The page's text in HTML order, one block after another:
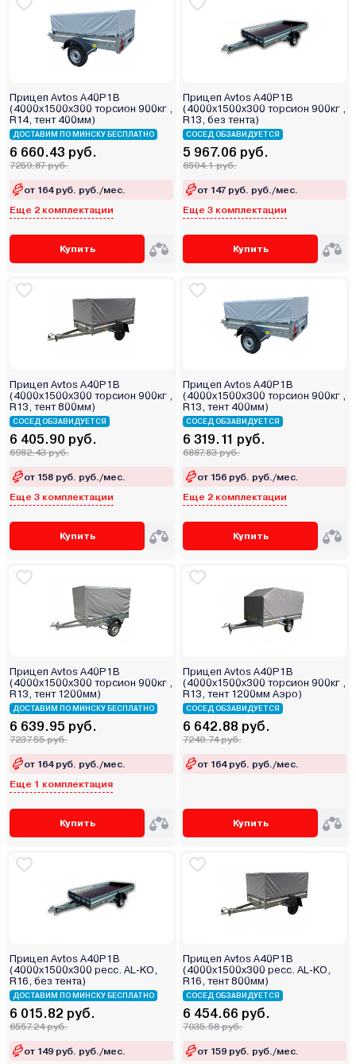
Прицеп Avtos A40P1B
(4000х1500х300 торсион 900кг ,
R14, тент 400мм)
ДОСТАВИМ ПО МИНСКУ БЕСПЛАТНО
6 660.43 руб.
7259.87 руб.
от 164 руб. руб./мес.
Еще 2 комплектации
Купить
Прицеп Avtos A40P1B
(4000х1500х300 торсион 900кг ,
R13, без тента)
СОСЕД ОБЗАВИДУЕТСЯ
5 967.06 руб.
6504.1 руб.
от 147 руб. руб./мес.
Еще 3 комплектации
Купить
Прицеп Avtos A40P1B
(4000х1500х300 торсион 900кг ,
R13, тент 800мм)
СОСЕД ОБЗАВИДУЕТСЯ
6 405.90 руб.
6982.43 руб.
от 158 руб. руб./мес.
Еще 3 комплектации
Купить
Прицеп Avtos A40P1B
(4000х1500х300 торсион 900кг ,
R13, тент 400мм)
СОСЕД ОБЗАВИДУЕТСЯ
6 319.11 руб.
6887.83 руб.
от 156 руб. руб./мес.
Еще 2 комплектации
Купить
Прицеп Avtos A40P1B
(4000х1500х300 торсион 900кг ,
R13, тент 1200мм)
ДОСТАВИМ ПО МИНСКУ БЕСПЛАТНО
6 639.95 руб.
7237.55 руб.
от 164 руб. руб./мес.
Еще 1 комплектация
Купить
Прицеп Avtos A40P1B
(4000х1500х300 торсион 900кг ,
R13, тент 1200мм Аэро)
СОСЕД ОБЗАВИДУЕТСЯ
6 642.88 руб.
7240.74 руб.
от 164 руб. руб./мес.
Купить
Прицеп Avtos A40P1B
(4000х1500х300 ресс. AL-KO,
R16, без тента)
ДОСТАВИМ ПО МИНСКУ БЕСПЛАТНО
6 015.82 руб.
6557.24 руб.
от 149 руб. руб./мес.
Прицеп Avtos A40P1B
(4000х1500х300 ресс. AL-KO,
R16, тент 800мм)
СОСЕД ОБЗАВИДУЕТСЯ
6 454.66 руб.
7035.58 руб.
от 159 руб. руб./мес.